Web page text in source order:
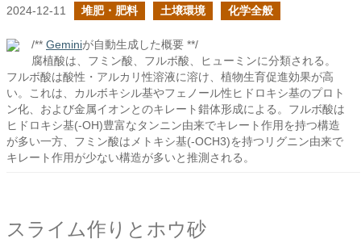
2024-12-11 堆肥・肥料 土壌環境 化学全般
/** Geminiが自動生成した概要 **/
腐植酸は、フミン酸、フルボ酸、ヒューミンに分類される。
フルボ酸は酸性・アルカリ性溶液に溶け、植物生育促進効果が高
い。これは、カルボキシル基やフェノール性ヒドロキシ基のプロト
ン化、および金属イオンとのキレート錯体形成による。フルボ酸は
ヒドロキシ基(-OH)豊富なタンニン由来でキレート作用を持つ構造
が多い一方、フミン酸はメトキシ基(-OCH3)を持つリグニン由来で
キレート作用が少ない構造が多いと推測される。
スライム作りとホウ砂